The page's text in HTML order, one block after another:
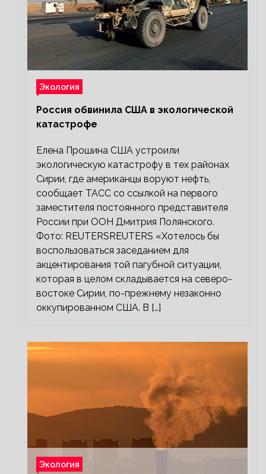
Экология
Россия обвинила США в экологической
катастрофе
Елена Прошина США устроили
экологическую катастрофу в тех районах
Сирии, где американцы воруют нефть,
сообщает ТАСС со ссылкой на первого
заместителя постоянного представителя
России при ООН Дмитрия Полянского.
Фото: REUTERSREUTERS «Хотелось бы
воспользоваться заседанием для
акцентирования той пагубной ситуации,
которая в целом складывается на северо-
востоке Сирии, по-прежнему незаконно
оккупированном США. В […]
Экология